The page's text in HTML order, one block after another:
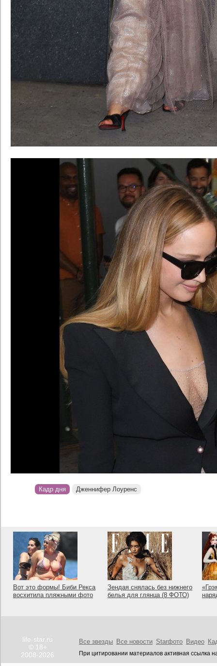
Кадр дня Дженнифер Лоуренс
Вот это формы! Биби Рекса
восхитила пляжными фото
Зендая снялась без нижнего
белья для глянца (8 ФОТО)
life-star.ru
© 18+
2008-2026
Все звезды Все новости Starфото Видео
При цитировании материалов активная ссылка